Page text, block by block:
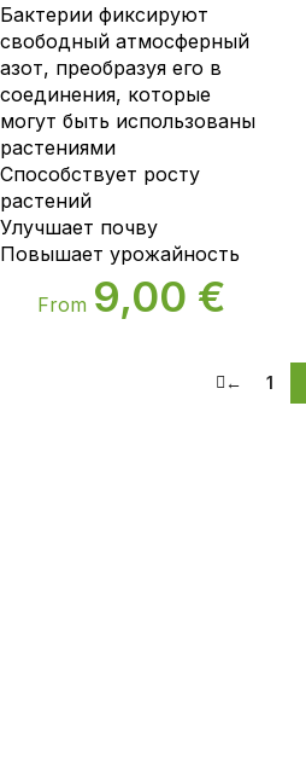
Бактерии фиксируют
свободный атмосферный
азот, преобразуя его в
соединения, которые
могут быть использованы
растениями
Способствует росту
растений
Улучшает почву
Повышает урожайность
From 9,00 €
← 1